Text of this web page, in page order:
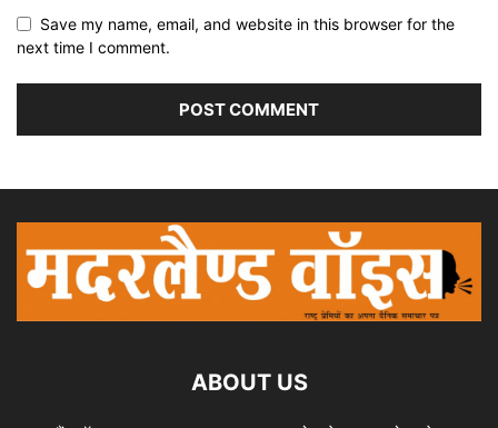
Save my name, email, and website in this browser for the
next time I comment.
ABOUT US